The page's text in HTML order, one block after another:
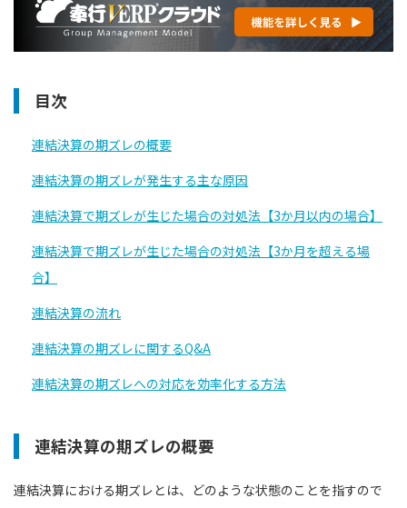
目次
連結決算の期ズレの概要
連結決算の期ズレが発生する主な原因
連結決算で期ズレが生じた場合の対処法【3か月以内の場合】
連結決算で期ズレが生じた場合の対処法【3か月を超える場
合】
連結決算の流れ
連結決算の期ズレに関するQ&A
連結決算の期ズレへの対応を効率化する方法
連結決算の期ズレの概要
連結決算における期ズレとは、どのような状態のことを指すので